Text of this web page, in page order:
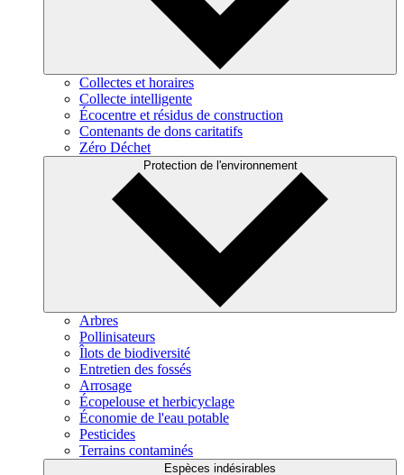
Collectes et horaires
Collecte intelligente
Écocentre et résidus de construction
Contenants de dons caritatifs
Zéro Déchet
Protection de l'environnement
Arbres
Pollinisateurs
Îlots de biodiversité
Entretien des fossés
Arrosage
Écopelouse et herbicyclage
Économie de l'eau potable
Pesticides
Terrains contaminés
Espèces indésirables